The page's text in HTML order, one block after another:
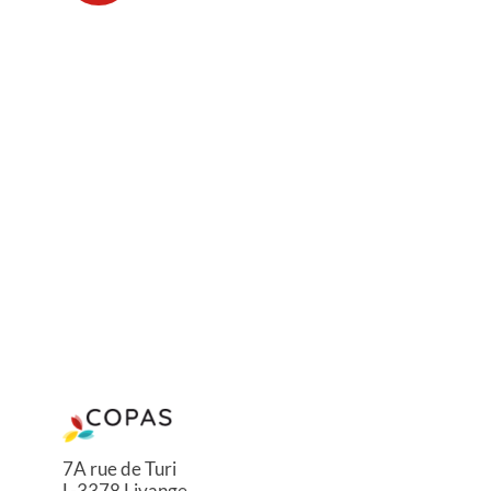
7A rue de Turi